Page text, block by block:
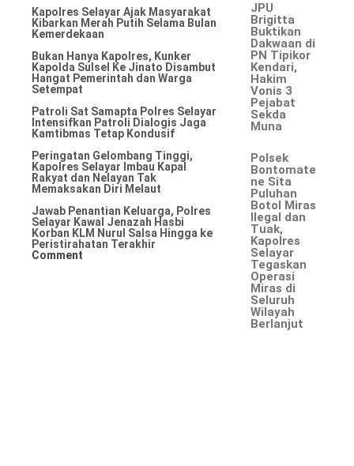
Kapolres Selayar Ajak Masyarakat
Kibarkan Merah Putih Selama Bulan
Kemerdekaan
Bukan Hanya Kapolres, Kunker
Kapolda Sulsel Ke Jinato Disambut
Hangat Pemerintah dan Warga
Setempat
Patroli Sat Samapta Polres Selayar
Intensifkan Patroli Dialogis Jaga
Kamtibmas Tetap Kondusif
Peringatan Gelombang Tinggi,
Kapolres Selayar Imbau Kapal
Rakyat dan Nelayan Tak
Memaksakan Diri Melaut
Jawab Penantian Keluarga, Polres
Selayar Kawal Jenazah Hasbi
Korban KLM Nurul Salsa Hingga ke
Peristirahatan Terakhir
Comment
JPU
Brigitta
Buktikan
Dakwaan di
PN Tipikor
Kendari,
Hakim
Vonis 3
Pejabat
Sekda
Muna
Polsek
Bontomate
ne Sita
Puluhan
Botol Miras
Ilegal dan
Tuak,
Kapolres
Selayar
Tegaskan
Operasi
Miras di
Seluruh
Wilayah
Berlanjut